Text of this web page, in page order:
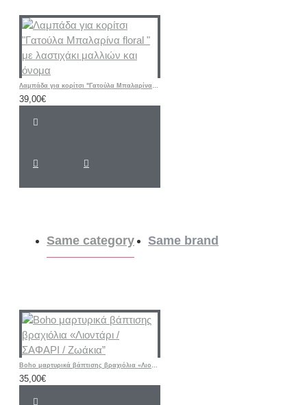
Λαμπάδα για κορίτσι "Γατούλα Μπαλαρίνα floral " με λαστιχάκι μαλλιών και όνομα
39,00€
Same category Same brand
Boho μαρτυρικά βάπτισης βραχιόλια «Λιοντάρι / ΣΑΦΑΡΙ / Ζωάκια”
35,00€